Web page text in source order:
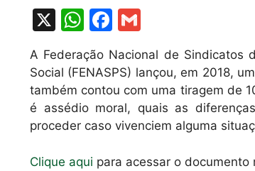
X
W
h
at
s
A
p
p
F
a
c
e
b
o
o
m
ai
l
A Federação Nacional de Sindicatos
Social (FENASPS) lançou, em 2018,
também contou com uma tiragem de
é assédio moral, quais as
proceder caso vivenciem alguma
Clique aqui para acessar o documento